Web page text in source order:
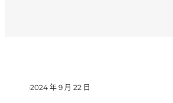
·2024 年 9 月 22 日